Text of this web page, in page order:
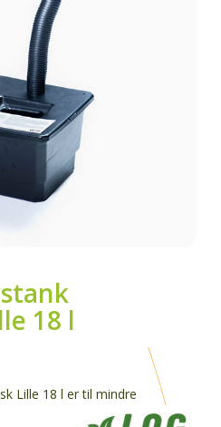
18 l
Lille 18 l er til mindre